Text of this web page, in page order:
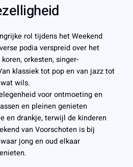
rol tijdens het Weekend
podia verspreid over het
orkesten, singer-
klassiek tot pop en van jazz tot
wils.
voor ontmoeting en
en pleinen genieten
en drankje, terwijl de kinderen
van Voorschoten is bij
jong en oud elkaar